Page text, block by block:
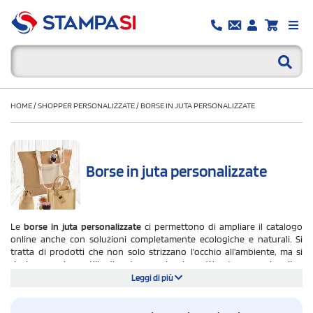
HOME/SHOPPER PERSONALIZZATE/BORSE IN JUTA PERSONALIZZATE
Borse in juta personalizzate
Le borse in juta personalizzate ci permettono di ampliare il catalogo
online anche con soluzioni completamente ecologiche e naturali. Si
tratta di prodotti che non solo strizzano l'occhio all'ambiente, ma si
rivelano assai versatili e diventano anche eleganti buste promozionali.
Leggi di più